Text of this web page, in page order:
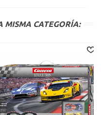
MISMA CATEGORÍA: